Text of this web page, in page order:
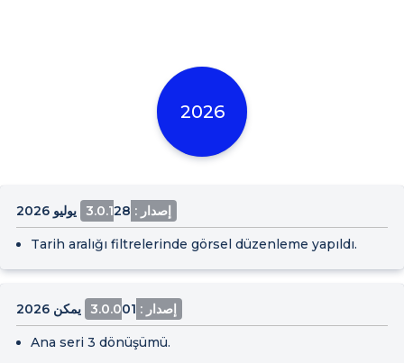
2026
إصدار : 3.0.1 28 يوليو 2026
Tarih aralığı filtrelerinde görsel düzenleme yapıldı.
إصدار : 3.0.0 01 يمكن 2026
Ana seri 3 dönüşümü.